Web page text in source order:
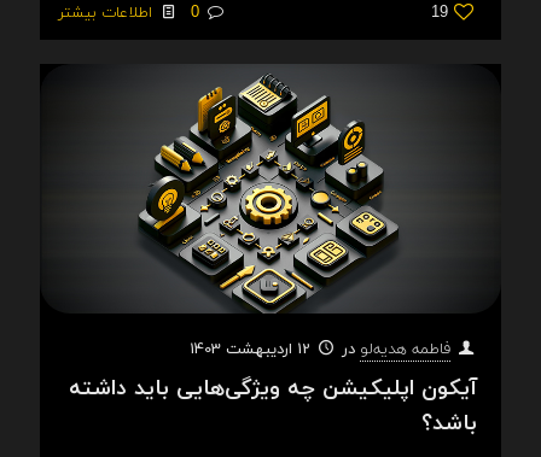
19
0 اطلاعات بیشتر
فاطمه هدیه‌لو در 12 اردیبهشت 1403
آیکون اپلیکیشن چه ویژگی‌هایی باید داشته
باشد؟